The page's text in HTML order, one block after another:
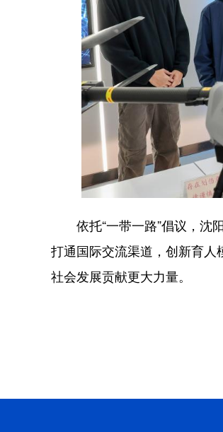
依托“一带一路”倡议，沈
打通国际交流渠道，创新育
社会发展贡献更大力量。